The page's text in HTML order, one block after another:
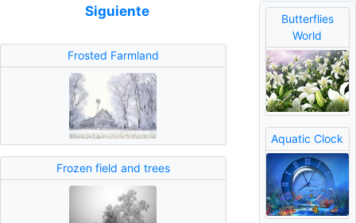
Siguiente
Frosted Farmland
Frozen field and trees
Butterflies
World
Aquatic Clock